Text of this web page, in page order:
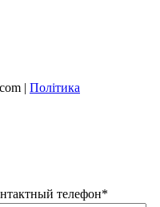
| Політика
телефон*